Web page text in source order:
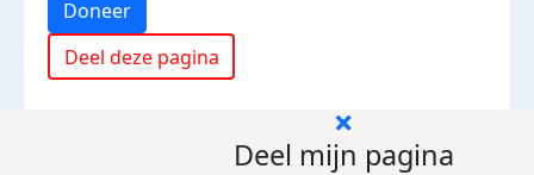
Doneer
Deel deze pagina
Deel mijn pagina